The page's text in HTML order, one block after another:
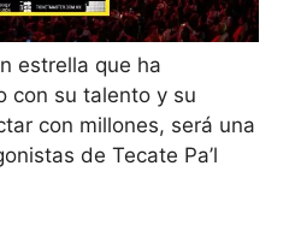
estrella que ha
con su talento y su
con millones, será una
de Tecate Pa’l